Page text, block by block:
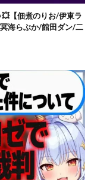
【佃煮のりお/伊東ラ
海らぶか/館田ダン/二